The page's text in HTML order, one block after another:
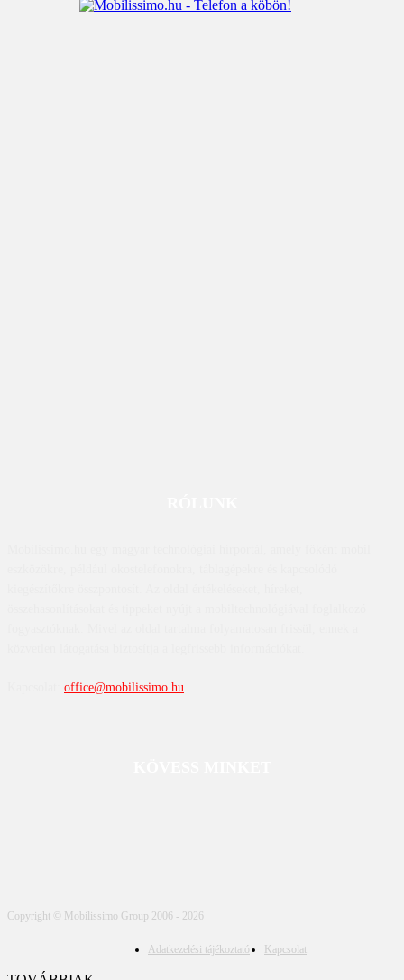
office@mobilissimo.hu
Copyright © Mobilissimo Group 2006 - 2026
Adatkezelési tájékoztató Kapcsolat